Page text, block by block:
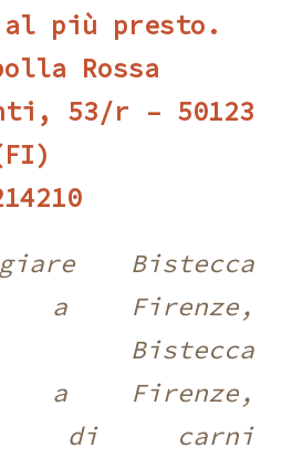
al più presto.
Rossa
53/r – 50123
Bistecca
a Firenze,
Bistecca
a Firenze,
di carni